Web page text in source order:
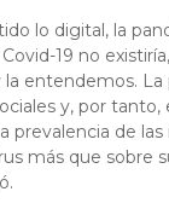
lo digital, la
19 no
entendemos. La
y, por
prevalencia de
más que sobre